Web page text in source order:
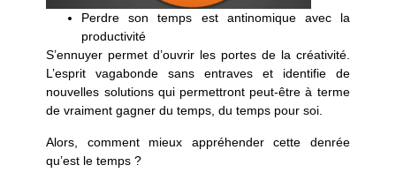
Perdre son temps est antinomique avec la
productivité
S’ennuyer permet d’ouvrir les portes de la créativité.
L’esprit vagabonde sans entraves et identifie de
nouvelles solutions qui permettront peut-être à terme
de vraiment gagner du temps, du temps pour soi.
Alors, comment mieux appréhender cette denrée
qu’est le temps ?